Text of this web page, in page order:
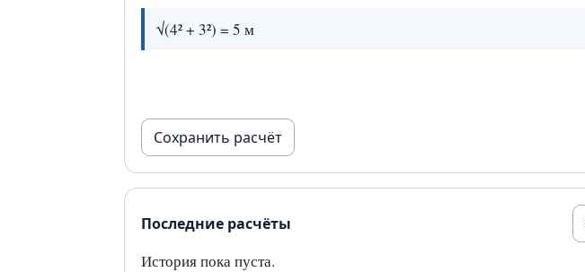
√(4² + 3²) = 5 м
Сохранить расчёт
Последние расчёты
История пока пуста.